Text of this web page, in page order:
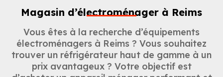
Magasin d’électroménager à Reims
Vous êtes à la recherche d’équipements
électroménagers à Reims ? Vous souhaitez
trouver un réfrigérateur haut de gamme à un
prix avantageux ? Votre objectif est